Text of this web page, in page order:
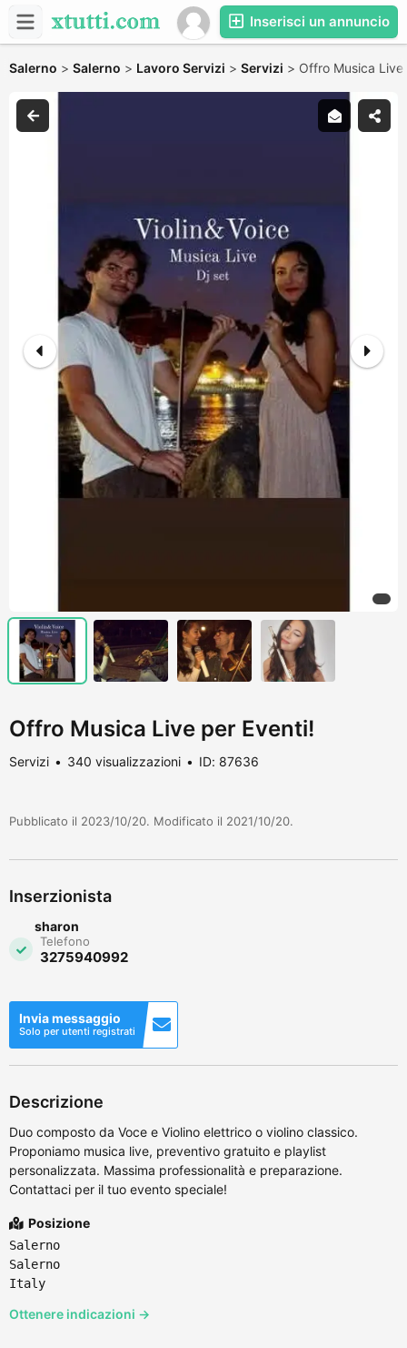
Inserisci un annuncio
Salerno > Salerno > Lavoro Servizi > Servizi > Offro Musica
Offro Musica Live per Eventi!
Servizi 340 visualizzazioni ID: 87636
Pubblicato il 2023/10/20. Modificato il 2021/10/20.
Inserzionista
sharon
Telefono
3275940992
Invia messaggio
Solo per utenti registrati
Descrizione
Duo composto da Voce e Violino elettrico o violino classico.
Proponiamo musica live, preventivo gratuito e playlist
personalizzata. Massima professionalità e preparazione.
Contattaci per il tuo evento speciale!
Posizione
Salerno
Salerno
Italy
Ottenere indicazioni →